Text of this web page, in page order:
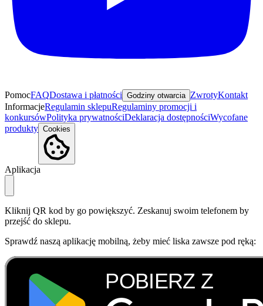
PomocFAQDostawa i płatności Godziny otwarcia ZwrotyKontakt
InformacjeRegulamin sklepuRegulaminy promocji i
konkursówPolityka prywatnościDeklaracja dostępnościWycofane
produkty Cookies
Aplikacja
Kliknij QR kod by go powiększyć. Zeskanuj swoim telefonem by
przejść do sklepu.
Sprawdź naszą aplikację mobilną, żeby mieć liska zawsze pod ręką: